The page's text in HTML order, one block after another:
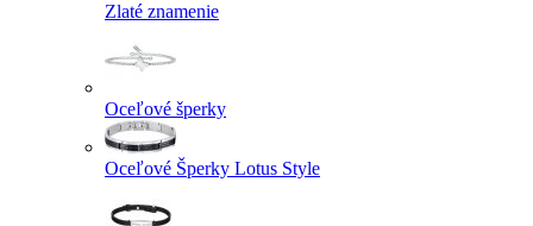
Zlaté znamenie
Oceľové šperky
Oceľové Šperky Lotus Style